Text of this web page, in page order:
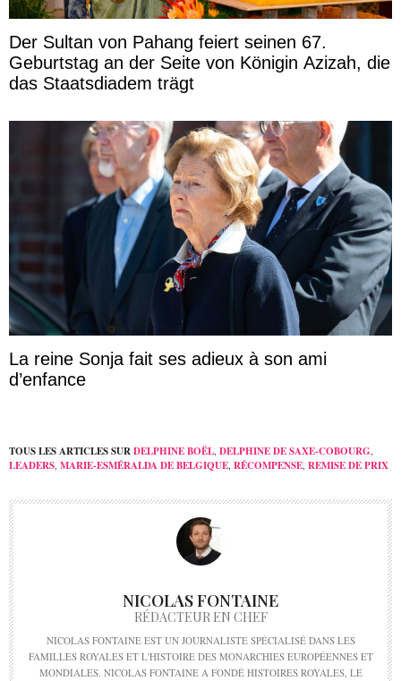
Der Sultan von Pahang feiert seinen 67.
Geburtstag an der Seite von Königin Azizah, die
das Staatsdiadem trägt
La reine Sonja fait ses adieux à son ami
d’enfance
TOUS LES ARTICLES SURDELPHINE BOËL, DELPHINE DE SAXE-COBOURG,
LEADERS, MARIE-ESMÉRALDA DE BELGIQUE, RÉCOMPENSE, REMISE DE PRIX
NICOLAS FONTAINE
RÉDACTEUR EN CHEF
NICOLAS FONTAINE EST UN JOURNALISTE SPÉCIALISÉ DANS LES
FAMILLES ROYALES ET L'HISTOIRE DES MONARCHIES EUROPÉENNES ET
MONDIALES. NICOLAS FONTAINE A FONDÉ HISTOIRES ROYALES, LE